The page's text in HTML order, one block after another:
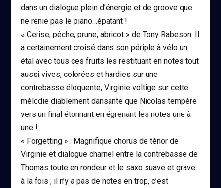
dans un dialogue plein d’énergie et de groove que
ne renie pas le piano…épatant !
« Cerise, pêche, prune, abricot » de Tony Rabeson. Il
a certainement croisé dans son périple à vélo un
étal avec tous ces fruits les restituant en notes tout
aussi vives, colorées et hardies sur une
contrebasse éloquente, Virginie voltige sur cette
mélodie diablement dansante que Nicolas tempère
vers un final étonnant en égrenant les notes une à
une !
« Forgetting » : Magnifique chorus de ténor de
Virginie et dialogue charnel entre la contrebasse de
Thomas toute en rondeur et le saxo suave et grave
à la fois ; il n’y a pas de notes en trop, c’est